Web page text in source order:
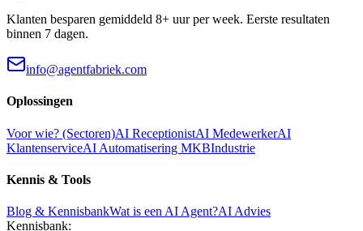
Klanten besparen gemiddeld 8+ uur per week. Eerste resultaten
binnen 7 dagen.
info@agentfabriek.com
Oplossingen
Voor wie? (Sectoren)AI ReceptionistAI MedewerkerAI
KlantenserviceAI Automatisering MKBIndustrie
Kennis & Tools
Blog & KennisbankWat is een AI Agent?AI Advies
Kennisbank: